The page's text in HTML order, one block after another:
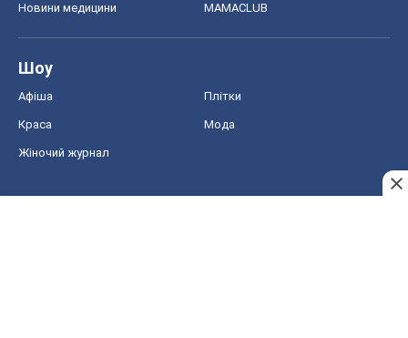
Новини медицини MAMACLUB
Шоу
Афіша Плітки
Краса Мода
Жіночий журнал